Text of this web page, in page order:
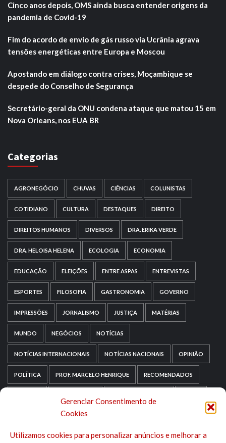
Gerenciar Consentimento de
Cookies
Utilizamos cookies para personalizar anúncios e melhorar a
Cinco anos depois, OMS ainda busca entender origens da
pandemia de Covid-19
Fim do acordo de envio de gás russo via Ucrânia agrava
tensões energéticas entre Europa e Moscou
Apostando em diálogo contra crises, Moçambique se
despede do Conselho de Segurança
Secretário-geral da ONU condena ataque que matou 15 em
Nova Orleans, nos EUA BR
Categorias
AGRONEGÓCIO CHUVAS CIÊNCIAS COLUNISTAS
COTIDIANO CULTURA DESTAQUES DIREITO
DIREITOS HUMANOS DIVERSOS DRA. ERIKA VERDE
DRA. HELOISA HELENA ECOLOGIA ECONOMIA
EDUCAÇÃO ELEIÇÕES ENTRE ASPAS ENTREVISTAS
ESPORTES FILOSOFIA GASTRONOMIA GOVERNO
IMPRESSÕES JORNALISMO JUSTIÇA MATÉRIAS
MUNDO NEGÓCIOS NOTÍCIAS
NOTÍCIAS INTERNACIONAIS NOTÍCIAS NACIONAIS OPINIÃO
POLÍTICA PROF. MARCELO HENRIQUE RECOMENDADOS
SEM CATEGORIA
TECNOLOGIA TRIPADVISOR TURISMO